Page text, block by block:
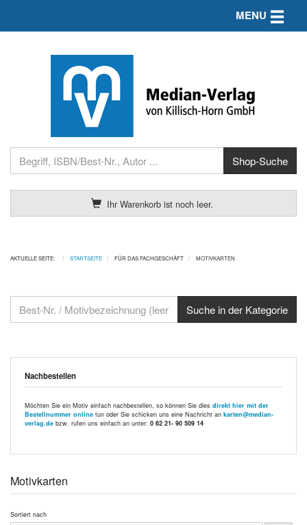
Ihr Warenkorb ist noch leer.
MENU Toggle
AKTUELLE SEITE: STARTSEITE FÜR DAS FACHGESCHÄFT MOTIVKARTEN
Nachbestellen
Möchten Sie ein Motiv einfach nachbestellen, so können Sie dies direkt hier mit der
Bestellnummer online tun oder Sie schicken uns eine Nachricht an karten@median-
verlag.de bzw. rufen uns einfach an unter: 0 62 21- 90 509 14
Motivkarten
Sortiert nach